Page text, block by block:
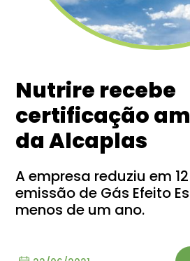
Nutrire recebe
certificação
da Alcaplas
A empresa reduziu em
emissão de Gás Efeito
menos de um ano.